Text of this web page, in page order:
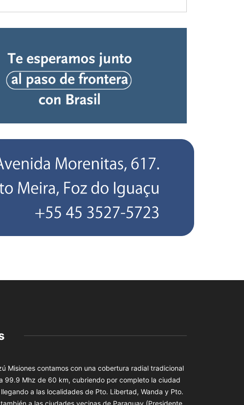
Misiones contamos con una cobertura radial tradicional
99.9 Mhz de 60 km, cubriendo por completo la ciudad
a las localidades de Pto. Libertad, Wanda y Pto.
a las ciudades vecinas de Paraguay (Presidente